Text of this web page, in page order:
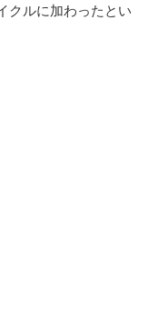
クルに加わったとい